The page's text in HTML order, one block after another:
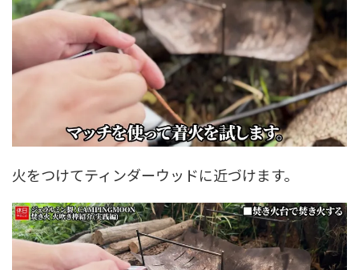
火をつけてティンダーウッドに近づけます。